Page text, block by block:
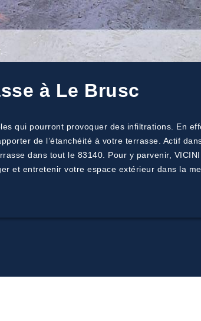
à Le Brusc
qui pourront provoquer des infiltrations. En
de l’étanchéité à votre terrasse. Actif
dans tout le 83140. Pour y parvenir,
et entretenir votre espace extérieur dans la